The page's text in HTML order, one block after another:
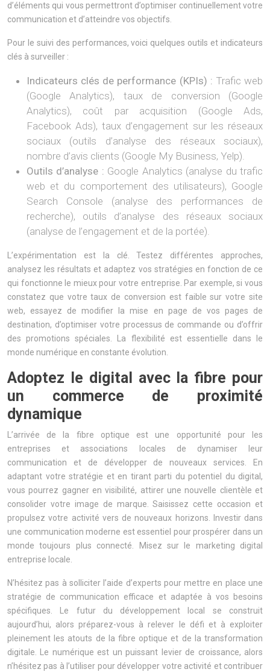
d’éléments qui vous permettront d’optimiser continuellement votre
communication et d’atteindre vos objectifs.
Pour le suivi des performances, voici quelques outils et indicateurs
clés à surveiller :
Indicateurs clés de performance (KPIs) : Trafic web
(Google Analytics), taux de conversion (Google
Analytics), coût par acquisition (Google Ads,
Facebook Ads), taux d’engagement sur les réseaux
sociaux (outils d’analyse des réseaux sociaux),
nombre d’avis clients (Google My Business, Yelp).
Outils d’analyse : Google Analytics (analyse du trafic
web et du comportement des utilisateurs), Google
Search Console (analyse des performances de
recherche), outils d’analyse des réseaux sociaux
(analyse de l’engagement et de la portée).
L’expérimentation est la clé. Testez différentes approches,
analysez les résultats et adaptez vos stratégies en fonction de ce
qui fonctionne le mieux pour votre entreprise. Par exemple, si vous
constatez que votre taux de conversion est faible sur votre site
web, essayez de modifier la mise en page de vos pages de
destination, d’optimiser votre processus de commande ou d’offrir
des promotions spéciales. La flexibilité est essentielle dans le
monde numérique en constante évolution.
Adoptez le digital avec la fibre pour
un commerce de proximité
dynamique
L’arrivée de la fibre optique est une opportunité pour les
entreprises et associations locales de dynamiser leur
communication et de développer de nouveaux services. En
adaptant votre stratégie et en tirant parti du potentiel du digital,
vous pourrez gagner en visibilité, attirer une nouvelle clientèle et
consolider votre image de marque. Saisissez cette occasion et
propulsez votre activité vers de nouveaux horizons. Investir dans
une communication moderne est essentiel pour prospérer dans un
monde toujours plus connecté. Misez sur le marketing digital
entreprise locale.
N’hésitez pas à solliciter l’aide d’experts pour mettre en place une
stratégie de communication efficace et adaptée à vos besoins
spécifiques. Le futur du développement local se construit
aujourd’hui, alors préparez-vous à relever le défi et à exploiter
pleinement les atouts de la fibre optique et de la transformation
digitale. Le numérique est un puissant levier de croissance, alors
n’hésitez pas à l’utiliser pour développer votre activité et contribuer